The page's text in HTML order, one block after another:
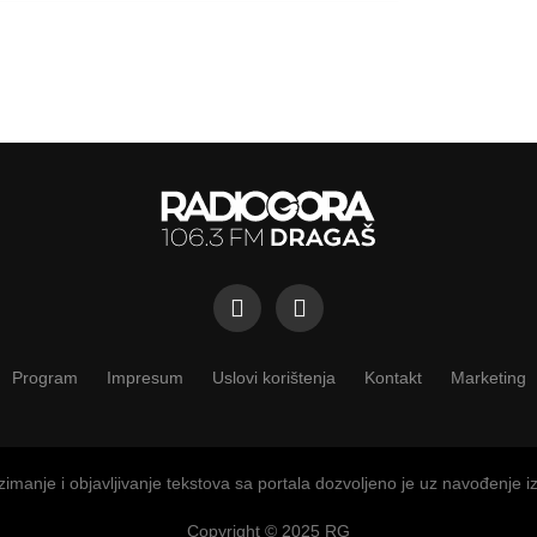
Program Impresum Uslovi korištenja Kontakt Marketing
i objavljivanje tekstova sa portala dozvoljeno je uz navođenje
Copyright © 2025 RG